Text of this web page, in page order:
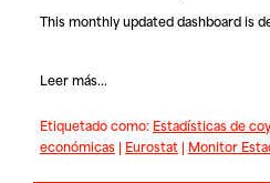
This monthly updated dashboard is
Leer más...
Etiquetado como: Estadísticas de
económicas| Eurostat| Monitor